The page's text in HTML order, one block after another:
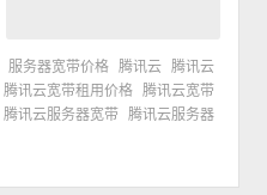
服务器宽带价格 腾讯云
腾讯云
腾讯云宽带租用价格 腾讯云宽带
腾讯云服务器宽带
腾讯云服务器